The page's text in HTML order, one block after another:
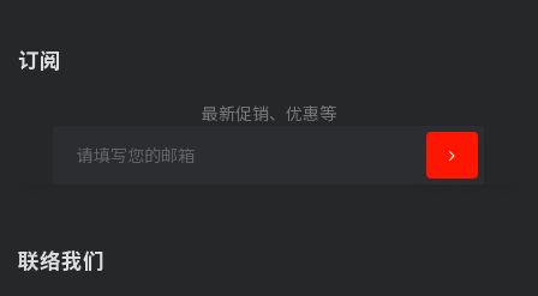
订阅
最新促销、优惠等
联络我们